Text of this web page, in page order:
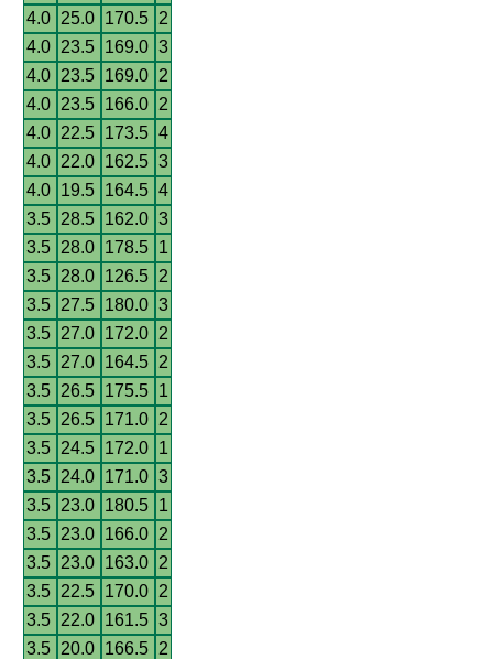
4.0
25.0 170.5
2
4.0
23.5 169.0 3
4.0
23.5 169.0
2
4.0
23.5 166.0
2
4.0
22.5 173.5 4
4.0
22.0 162.5 3
4.0
19.5 164.5 4
3.5
28.5 162.0 3
3.5
28.0 178.5
1
3.5
28.0 126.5
2
3.5
27.5 180.0 3
3.5
27.0 172.0
2
3.5
27.0 164.5
2
3.5
26.5 175.5
1
3.5
26.5 171.0
2
3.5
24.5 172.0
1
3.5
24.0 171.0 3
3.5
23.0 180.5
1
3.5
23.0 166.0
2
3.5
23.0 163.0
2
3.5
22.5 170.0
2
3.5
22.0 161.5 3
3.5
20.0 166.5
2